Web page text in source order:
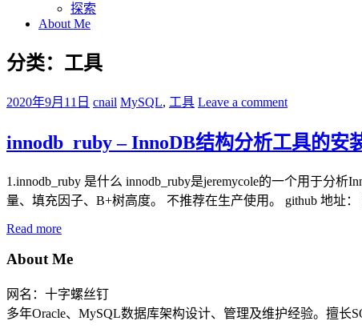
探索
About Me
分类：工具
2020年9月11日 cnail MySQL, 工具 Leave a comment
innodb_ruby – InnoDB结构分析工具的安
1.innodb_ruby 是什么 innodb_ruby是jeremycole的一个用于分
量、填充因子、B+树高度。 不推荐在生产使用。 github 地址：
Read more
About Me
网名：十字螺丝钉
多年Oracle、MySQL数据库架构设计、管理及维护经验。擅长